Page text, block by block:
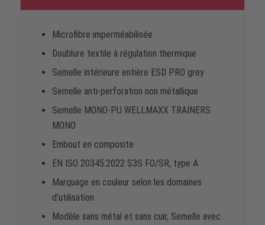
Microfibre imperméabilisée
Doublure textile à régulation thermique
Semelle intérieure entière ESD PRO grey
Semelle anti-perforation non métallique
Semelle MONO-PU WELLMAXX TRAINERS
MONO
Embout en composite
EN ISO 20345:2022 S3S FO/SR, type A
Marquage en couleur selon les domaines
d’utilisation
Modèle sans métal et sans cuir, Semelle avec